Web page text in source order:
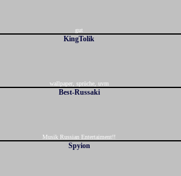
gut
KingTolik
wallpaper, sprüche, uvm
Best-Russaki
Musik Russian Entertaiment!!
Spyion